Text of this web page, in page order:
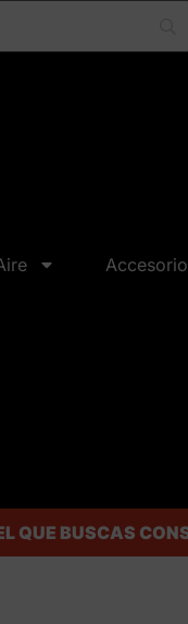
QUE BUSCAS